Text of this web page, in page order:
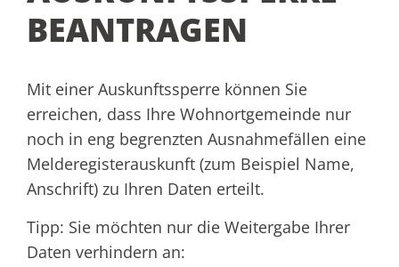
BEANTRAGEN
Mit einer Auskunftssperre können Sie
erreichen, dass Ihre Wohnortgemeinde nur
noch in eng begrenzten Ausnahmefällen eine
Melderegisterauskunft (zum Beispiel Name,
Anschrift) zu Ihren Daten erteilt.
Tipp: Sie möchten nur die Weitergabe Ihrer
Daten verhindern an: